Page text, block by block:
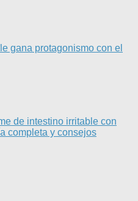
gana protagonismo con el
de intestino irritable con
completa y consejos